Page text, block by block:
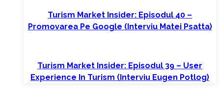
Turism Market Insider: Episodul 40 –
Promovarea Pe Google (interviu Matei Psatta)
Turism Market Insider: Episodul 39 – User
Experience In Turism (interviu Eugen Potlog)